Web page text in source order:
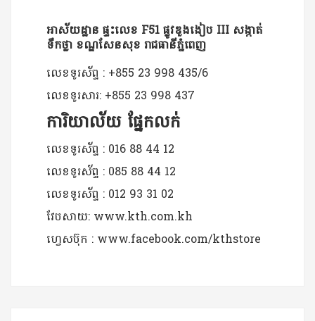
អាស័យដ្ឋាន ផ្ទះលេខ F51 ផ្លូវឌួងងៀប III សង្កាត់
ទឹកថ្លា ខណ្ឌសែនសុខ​​ រាជធានីភ្នំពេញ
លេខទូរស័ព្ទ : +855 23 998 435/6
លេខទូរសារ: +855 23 998 437
ការិយាល័យ​ ផ្នែកលក់
លេខទូរស័ព្ទ : 016 88 44 12
លេខទូរស័ព្ទ : 085 88 44 12
លេខទូរស័ព្ទ : 012 93 31 02
វែបសាយ: www.kth.com.kh
ហ្វេសប៊ុក : www.facebook.com/kthstore